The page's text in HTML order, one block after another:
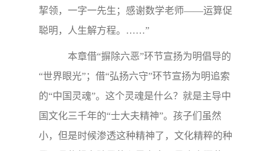
者必通达，不怕做杂家。德操勤积累，凡人自
升华。二守廉，君子本傲岸，不理昧心钱。老
最后，礼官请上“小升初”各科老师，进
入“揖谢恩师”环节：感谢语文老师——文章知
挈领，一字一先生；感谢数学老师——运算促
聪明，人生解方程。……”